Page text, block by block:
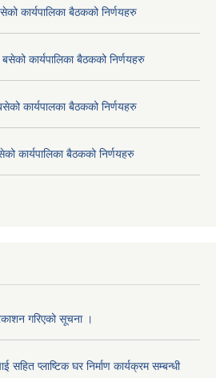
कार्यपालिका बैठकको निर्णयहरु
कार्यपालिका बैठकको निर्णयहरु
कार्यपालका बैठकको निर्णयहरु
कार्यपालिका बैठकको निर्णयहरु
गरिएको सूचना ।
सहित प्लाष्टिक घर निर्माण कार्यक्रम सम्बन्धी